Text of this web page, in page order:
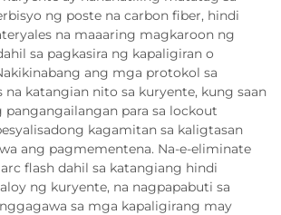
ng poste na carbon fiber, hindi
na maaaring magkaroon ng
sa pagkasira ng kapaligiran o
ang mga protokol sa
na katangian nito sa kuryente, kung saan
pangangailangan para sa lockout
kagamitan sa kaligtasan
ang pagmementena. Na-e-eliminate
flash dahil sa katangiang hindi
ng kuryente, na nagpapabuti sa
sa mga kapaligirang may